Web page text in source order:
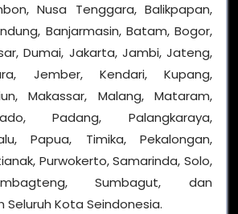
Nusa Tenggara, Balikpapan,
Banjarmasin, Batam, Bogor,
Dumai, Jakarta, Jambi, Jateng,
Jember, Kendari, Kupang,
Makassar, Malang, Mataram,
Padang, Palangkaraya,
Papua, Timika, Pekalongan,
Purwokerto, Samarinda, Solo,
Sumbagut, dan
Seluruh Kota Seindonesia.